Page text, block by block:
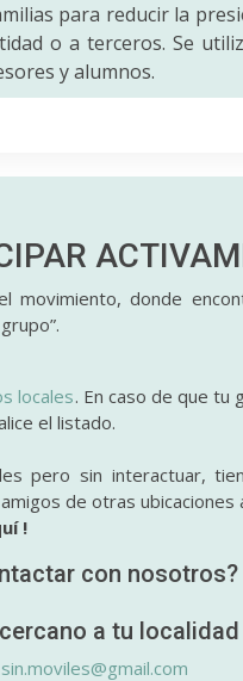
para reducir la
o a terceros. Se
y alumnos.
donde
locales. En caso de que tu
el listado.
pero sin interactuar,
de otras ubicaciones
!
con nosotros?
a tu